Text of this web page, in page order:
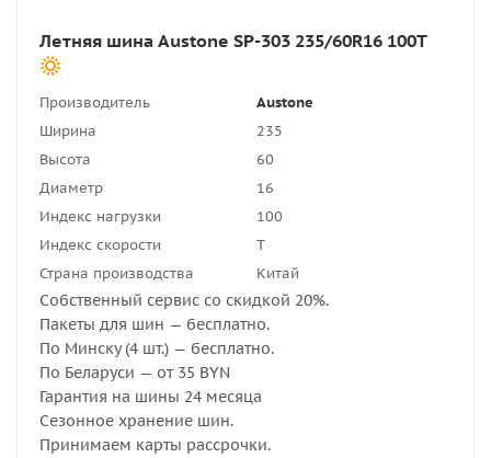
Летняя шина Austone SP-303 235/60R16 100T
Производитель
Austone
Ширина
235
Высота
60
Диаметр
16
Индекс нагрузки
100
Индекс скорости
T
Страна производства
Китай
Собственный сервис со скидкой 20%.
Пакеты для шин — бесплатно.
По Минску (4 шт.) — бесплатно.
По Беларуси — от 35 BYN
Гарантия на шины 24 месяца
Сезонное хранение шин.
Принимаем карты рассрочки.